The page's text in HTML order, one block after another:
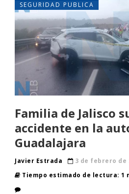
SEGURIDAD PUBLICA
Familia de Jalisco
accidente en la
Guadalajara
Javier Estrada
3 de febrero de
Tiempo estimado de lectura: 1